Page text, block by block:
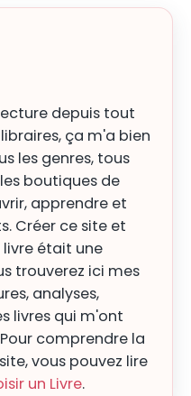
depuis tout
ça m'a bien
les genres, tous
boutiques de
apprendre et
Créer ce site et
était une
trouverez ici mes
analyses,
livres qui m'ont
comprendre la
vous pouvez lire
un Livre.